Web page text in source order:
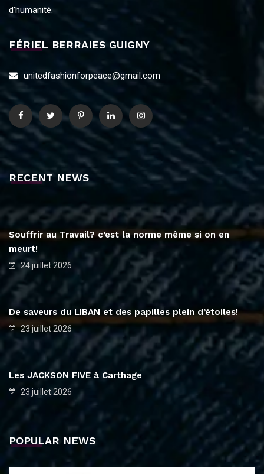
d’humanité.
FÉRIEL BERRAIES GUIGNY
unitedfashionforpeace@gmail.com
RECENT NEWS
Souffrir au Travail? c’est la norme même si on en
meurt!
24 juillet 2026
De saveurs du LIBAN et des papilles plein d’étoiles!
23 juillet 2026
Les JACKSON FIVE à Carthage
23 juillet 2026
POPULAR NEWS